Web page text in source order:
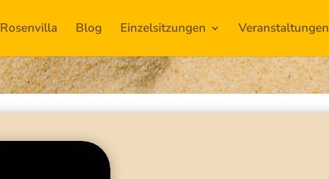
Rosenvilla Blog Einzelsitzungen Veranstaltungen